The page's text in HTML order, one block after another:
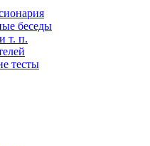
беседы
т. п.
тесты